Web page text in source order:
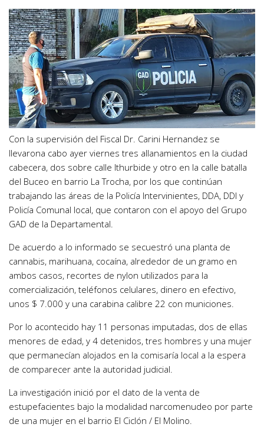
Con la supervisión del Fiscal Dr. Carini Hernandez se
llevarona cabo ayer viernes tres allanamientos en la ciudad
cabecera, dos sobre calle Ithurbide y otro en la calle batalla
del Buceo en barrio La Trocha, por los que continúan
trabajando las áreas de la Policía Intervinientes, DDA, DDI y
Policía Comunal local, que contaron con el apoyo del Grupo
GAD de la Departamental.
De acuerdo a lo informado se secuestró una planta de
cannabis, marihuana, cocaína, alrededor de un gramo en
ambos casos, recortes de nylon utilizados para la
comercialización, teléfonos celulares, dinero en efectivo,
unos $ 7.000 y una carabina calibre 22 con municiones.
Por lo acontecido hay 11 personas imputadas, dos de ellas
menores de edad, y 4 detenidos, tres hombres y una mujer
que permanecían alojados en la comisaría local a la espera
de comparecer ante la autoridad judicial.
La investigación inició por el dato de la venta de
estupefacientes bajo la modalidad narcomenudeo por parte
de una mujer en el barrio El Ciclón / El Molino.